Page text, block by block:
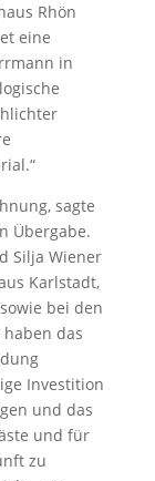
Rhön
eine
in
sagte
Übergabe.
Silja Wiener
Karlstadt,
bei den
haben das
Investition
und das
und für
zu